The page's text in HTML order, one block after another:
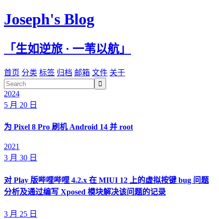
Joseph's Blog
「生如逆旅 · 一苇以航」
首页 分类 标签 归档 邮箱 文件 关于

2024
5 月 20 日
为 Pixel 8 Pro 刷机 Android 14 并 root
2021
3 月 30 日
对 Play 版哔哩哔哩 4.2.x 在 MIUI 12 上的虚拟按键 bug 问题
分析及通过编写 Xposed 模块解决该问题的记录
3 月 25 日